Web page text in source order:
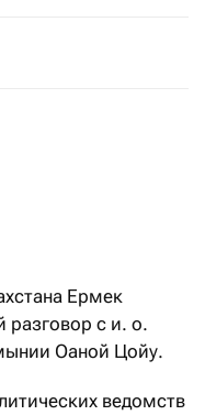
Ермек
с и. о.
Оаной Цойу.
ведомств